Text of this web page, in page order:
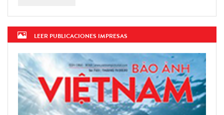
LEER PUBLICACIONES IMPRESAS